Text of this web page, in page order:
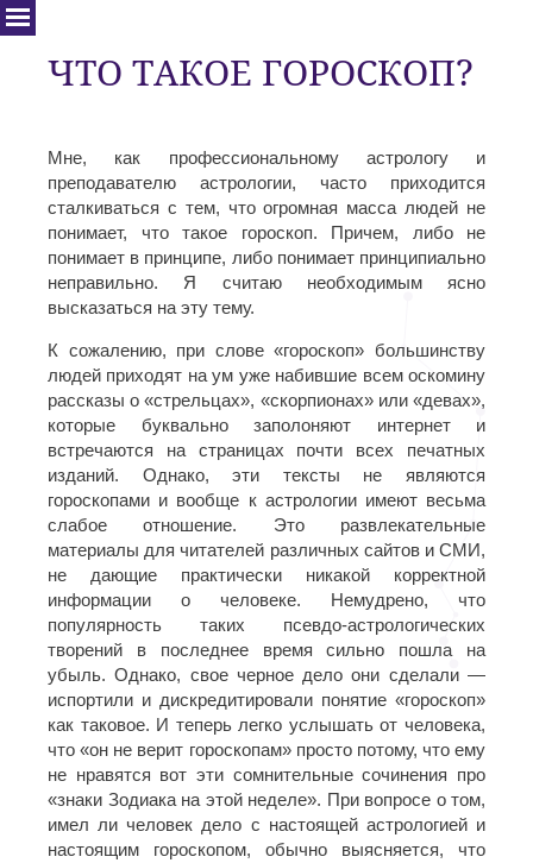
ЧТО ТАКОЕ ГОРОСКОП?
Мне, как профессиональному астрологу и
преподавателю астрологии, часто приходится
сталкиваться с тем, что огромная масса людей не
понимает, что такое гороскоп. Причем, либо не
понимает в принципе, либо понимает принципиально
неправильно. Я считаю необходимым ясно
высказаться на эту тему.
К сожалению, при слове «гороскоп» большинству
людей приходят на ум уже набившие всем оскомину
рассказы о «стрельцах», «скорпионах» или «девах»,
которые буквально заполоняют интернет и
встречаются на страницах почти всех печатных
изданий. Однако, эти тексты не являются
гороскопами и вообще к астрологии имеют весьма
слабое отношение. Это развлекательные
материалы для читателей различных сайтов и СМИ,
не дающие практически никакой корректной
информации о человеке. Немудрено, что
популярность таких псевдо-астрологических
творений в последнее время сильно пошла на
убыль. Однако, свое черное дело они сделали —
испортили и дискредитировали понятие «гороскоп»
как таковое. И теперь легко услышать от человека,
что «он не верит гороскопам» просто потому, что ему
не нравятся вот эти сомнительные сочинения про
«знаки Зодиака на этой неделе». При вопросе о том,
имел ли человек дело с настоящей астрологией и
настоящим гороскопом, обычно выясняется, что